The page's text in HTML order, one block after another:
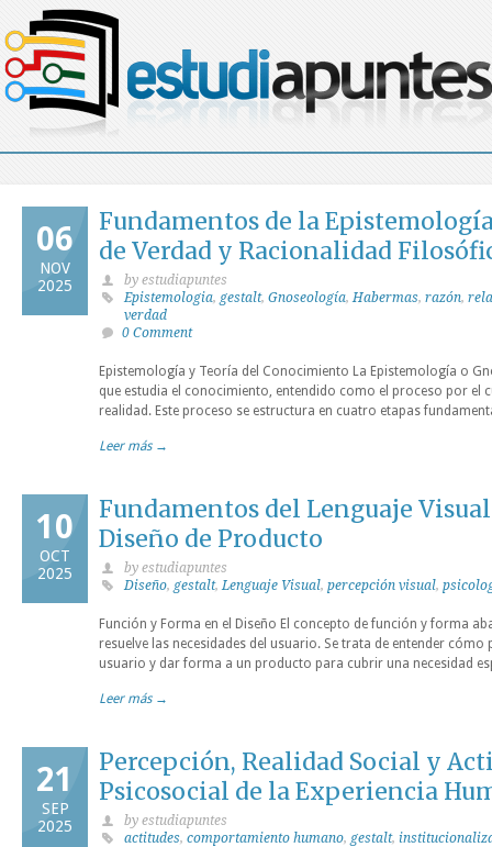
06
NOV
2025
Fundamentos de la
de Verdad y Racionalidad
by estudiapuntes
Epistemologia, gestalt, Gnoseología,Habermas, razón,
verdad
0 Comment
Epistemología y Teoría del Conocimiento La Epistemología o
que estudia el conocimiento, entendido como el proceso por el
realidad. Este proceso se estructura en cuatro etapas
Leer más →
10
OCT
2025
Fundamentos del Lenguaje
Diseño de Producto
by estudiapuntes
Diseño, gestalt,Lenguaje Visual, percepción visual,
Función y Forma en el Diseño El concepto de función y forma
resuelve las necesidades del usuario. Se trata de entender
usuario y dar forma a un producto para cubrir una necesidad
Leer más →
21
SEP
2025
Percepción, Realidad Social y
Psicosocial de la Experiencia
by estudiapuntes
actitudes, comportamiento humano, gestalt,